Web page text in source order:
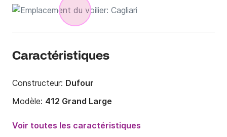
Caractéristiques
Constructeur: Dufour
Modèle: 412 Grand Large
Année:
Voir toutes les caractéristiques